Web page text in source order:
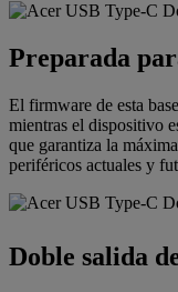
Preparada
El firmware de esta
mientras el dispositivo
que garantiza la
periféricos actuales y
Doble salida